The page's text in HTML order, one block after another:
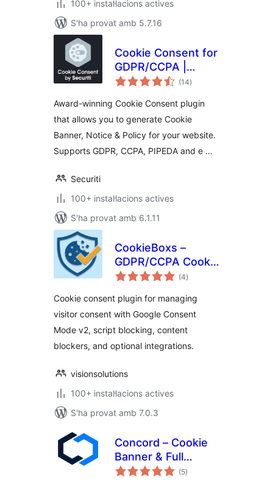
100+ instal·lacions actives
S'ha provat amb 5.7.16
Cookie Consent for
GDPR/CCPA |
Securiti
(14puntuacions
totals
)
Award-winning Cookie Consent plugin
that allows you to generate Cookie
Banner, Notice & Policy for your website.
Supports GDPR, CCPA, PIPEDA and e …
Securiti
100+ instal·lacions actives
S'ha provat amb 6.1.11
CookieBoxs –
GDPR/CCPA Cookie
Consent & Google
(4puntuacions
totals
)
Cookie consent plugin for managing
visitor consent with Google Consent
Mode v2, script blocking, content
blockers, and optional integrations.
visionsolutions
100+ instal·lacions actives
S'ha provat amb 7.0.3
Concord – Cookie
Banner & Full
Privacy Platform for
(5puntuacions
totals
)